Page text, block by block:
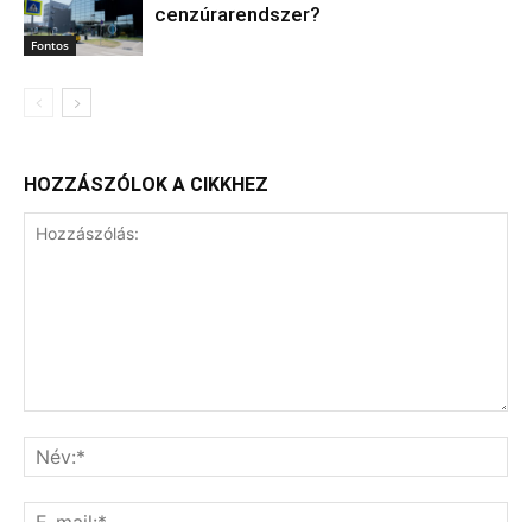
Fontos
cenzúrarendszer?
HOZZÁSZÓLOK A CIKKHEZ